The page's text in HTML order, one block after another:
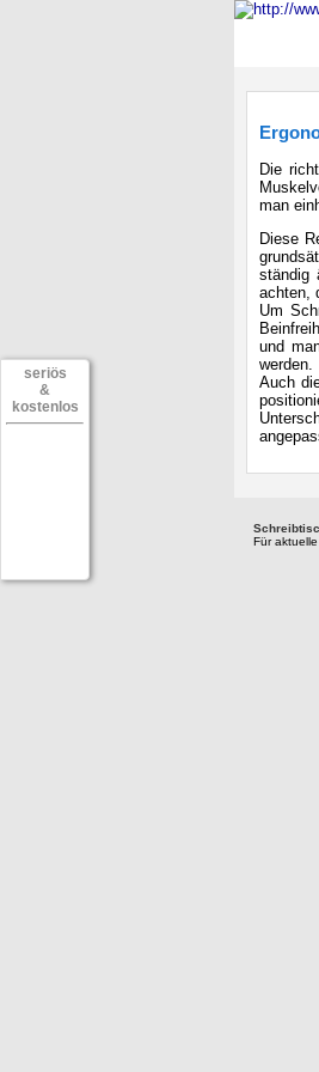
seriös
&
kostenlos
Die
man
Diese
ständig
achten,
Um
und
werden.
Auch
Für